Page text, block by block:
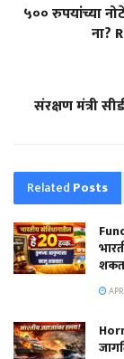
५०० रुपयांच्या
ना?
संरक्षण मंत्री
Related Posts